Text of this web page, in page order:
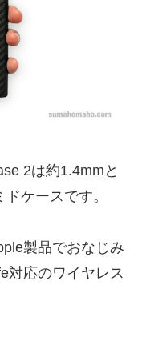
2は約1.4mmと
ケースです。
製品でおなじみ
対応のワイヤレス